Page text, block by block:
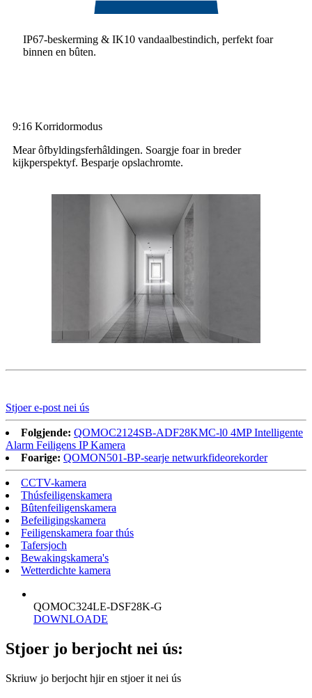
IP67-beskerming & IK10 vandaalbestindich, perfekt foar
binnen en bûten.
9:16 Korridormodus
Mear ôfbyldingsferhâldingen. Soargje foar in breder
kijkperspektyf. Besparje opslachromte.
Stjoer e-post nei ús
Folgjende: QOMOC2124SB-ADF28KMC-l0 4MP Intelligente
Alarm Feiligens IP Kamera
Foarige: QOMON501-BP-searje netwurkfideorekorder
CCTV-kamera
Thúsfeiligenskamera
Bûtenfeiligenskamera
Befeiligingskamera
Feiligenskamera foar thús
Tafersjoch
Bewakingskamera's
Wetterdichte kamera
QOMOC324LE-DSF28K-G
DOWNLOADE
Stjoer jo berjocht nei ús:
Skriuw jo berjocht hjir en stjoer it nei ús